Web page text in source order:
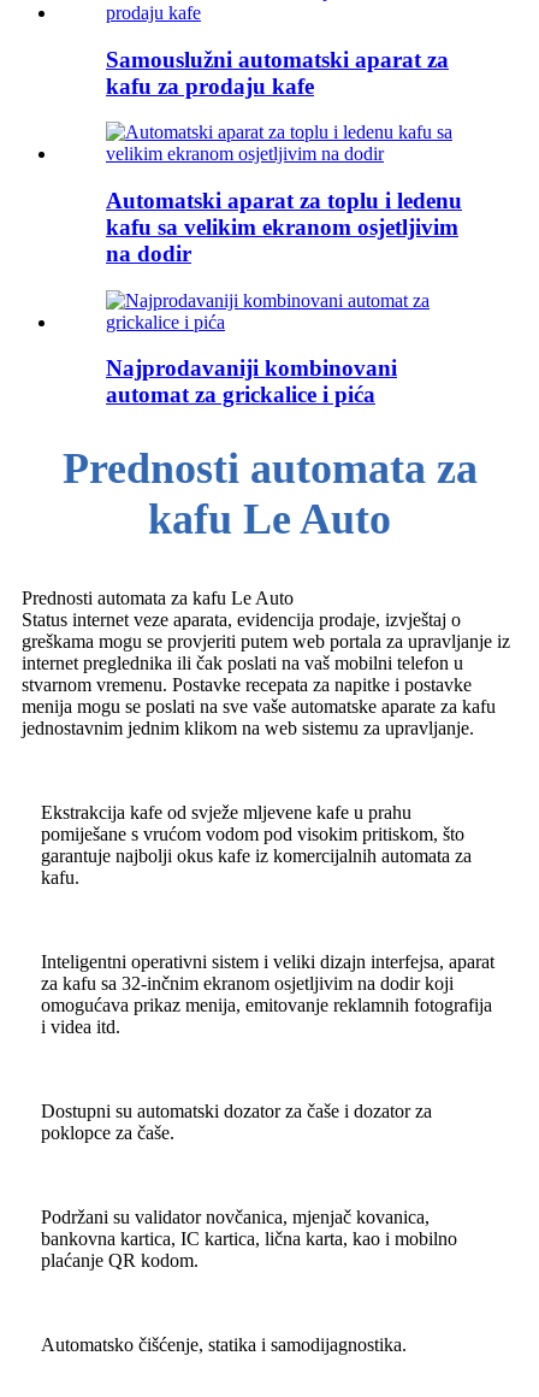
Samouslužni automatski aparat za
kafu za prodaju kafe
Automatski aparat za toplu i ledenu
kafu sa velikim ekranom osjetljivim
na dodir
Najprodavaniji kombinovani
automat za grickalice i pića
Prednosti automata za
kafu Le Auto
Prednosti automata za kafu Le Auto
Status internet veze aparata, evidencija prodaje, izvještaj o
greškama mogu se provjeriti putem web portala za upravljanje iz
internet preglednika ili čak poslati na vaš mobilni telefon u
stvarnom vremenu. Postavke recepata za napitke i postavke
menija mogu se poslati na sve vaše automatske aparate za kafu
jednostavnim jednim klikom na web sistemu za upravljanje.
Ekstrakcija kafe od svježe mljevene kafe u prahu
pomiješane s vrućom vodom pod visokim pritiskom, što
garantuje najbolji okus kafe iz komercijalnih automata za
kafu.
Inteligentni operativni sistem i veliki dizajn interfejsa, aparat
za kafu sa 32-inčnim ekranom osjetljivim na dodir koji
omogućava prikaz menija, emitovanje reklamnih fotografija
i videa itd.
Dostupni su automatski dozator za čaše i dozator za
poklopce za čaše.
Podržani su validator novčanica, mjenjač kovanica,
bankovna kartica, IC kartica, lična karta, kao i mobilno
plaćanje QR kodom.
Automatsko čišćenje, statika i samodijagnostika.